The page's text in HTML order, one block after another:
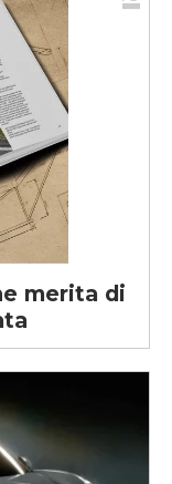
merita di